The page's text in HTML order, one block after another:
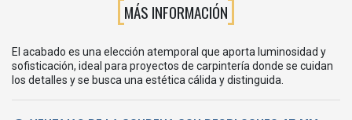
MÁS INFORMACIÓN
El acabado es una elección atemporal que aporta luminosidad y
sofisticación, ideal para proyectos de carpintería donde se cuidan
los detalles y se busca una estética cálida y distinguida.